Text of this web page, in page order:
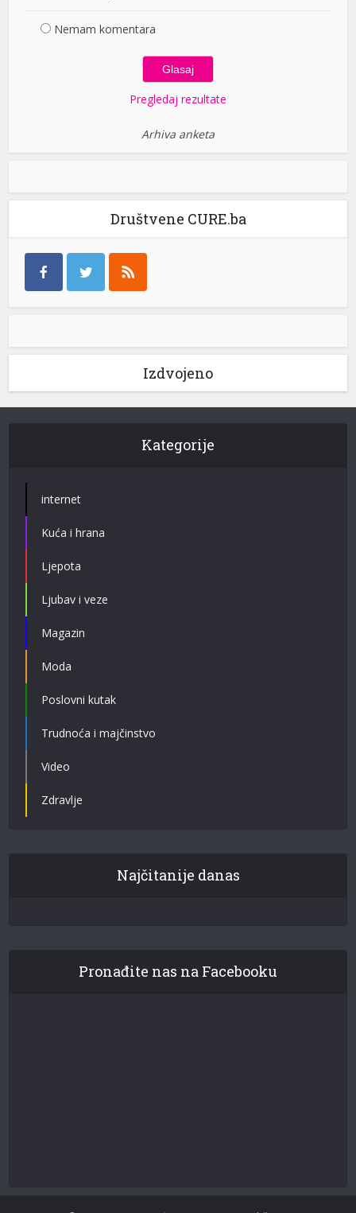
Nemam komentara
Pregledaj rezultate
Arhiva anketa
Društvene CURE.ba
Izdvojeno
Kategorije
internet
Kuća i hrana
Ljepota
Ljubav i veze
Magazin
Moda
Poslovni kutak
Trudnoća i majčinstvo
Video
Zdravlje
Najčitanije danas
Pronađite nas na Facebooku